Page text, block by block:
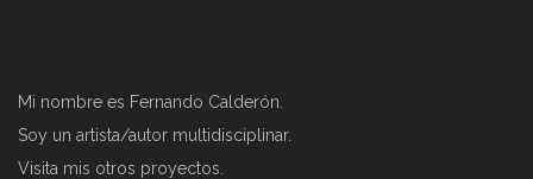
Mi nombre es Fernando Calderón.
Soy un artista/autor multidisciplinar.
Visita mis otros proyectos.